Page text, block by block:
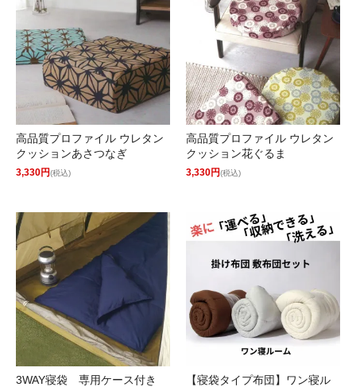
高品質プロファイル ウレタン
クッションあさつなぎ
3,330円(税込)
高品質プロファイル ウレタン
クッション花ぐるま
3,330円(税込)
3WAY寝袋 専用ケース付き
【寝袋タイプ布団】ワン寝ル